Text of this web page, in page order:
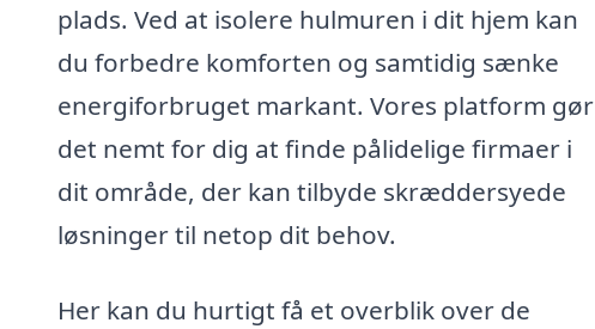
plads. Ved at isolere hulmuren i dit hjem kan
du forbedre komforten og samtidig sænke
energiforbruget markant. Vores platform gør
det nemt for dig at finde pålidelige firmaer i
dit område, der kan tilbyde skræddersyede
løsninger til netop dit behov.
Her kan du hurtigt få et overblik over de